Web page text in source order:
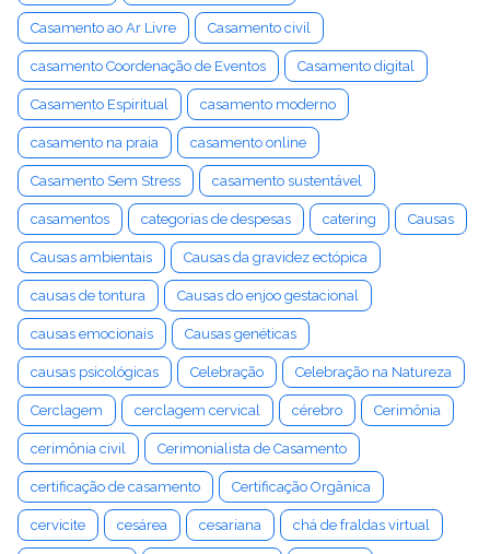
Casamento ao Ar Livre Casamento civil
casamento Coordenação de Eventos Casamento digital
Casamento Espiritual casamento moderno
casamento na praia casamento online
Casamento Sem Stress casamento sustentável
casamentos categorias de despesas catering Causas
Causas ambientais Causas da gravidez ectópica
causas de tontura Causas do enjoo gestacional
causas emocionais Causas genéticas
causas psicológicas Celebração Celebração na Natureza
Cerclagem cerclagem cervical cérebro Cerimônia
cerimônia civil Cerimonialista de Casamento
certificação de casamento Certificação Orgânica
cervicite cesárea cesariana chá de fraldas virtual